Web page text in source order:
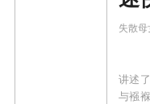
失散
讲述
与襁